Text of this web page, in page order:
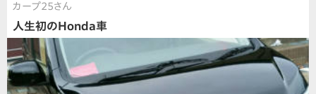
カープ25さん
人生初のHonda車